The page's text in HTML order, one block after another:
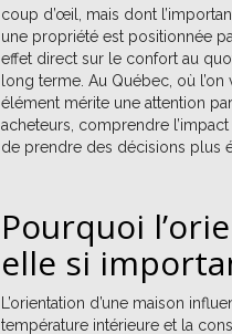
coup d’œil, mais dont
une propriété est positionnée
effet direct sur le confort au
long terme. Au Québec, où
élément mérite une attention
acheteurs, comprendre
de prendre des décisions plus
Pourquoi
elle si
L’orientation d’une maison
température intérieure et la